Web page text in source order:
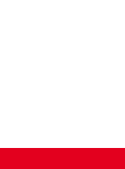
gemacht.